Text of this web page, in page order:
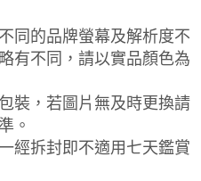
同的品牌螢幕及解析度不
有不同，請以實品顏色為
裝，若圖片無及時更換請
。
經拆封即不適用七天鑑賞